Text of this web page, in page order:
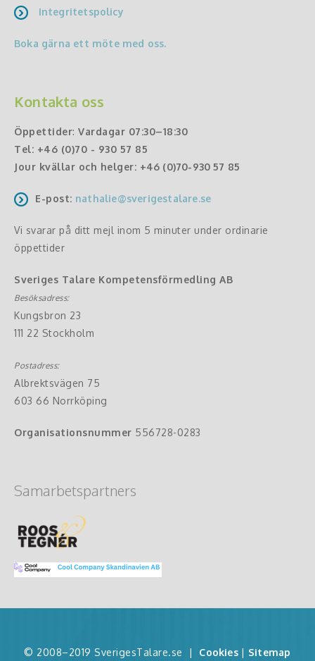
Integritetspolicy
Boka gärna ett möte med oss.
Kontakta oss
Öppettider: Vardagar 07:30–18:30
Tel: +46 (0)70 - 930 57 85
Jour kvällar och helger: +46 (0)70-930 57 85
E-post: nathalie@sverigestalare.se
Vi svarar på ditt mejl inom 5 minuter under ordinarie
öppettider
Sveriges Talare Kompetensförmedling AB
Besöksadress:
Kungsbron 23
111 22 Stockholm
Postadress:
Albrektsvägen 75
603 66 Norrköping
Organisationsnummer 556728-0283
Samarbetspartners
© 2008–2019 SverigesTalare.se | Cookies | Sitemap